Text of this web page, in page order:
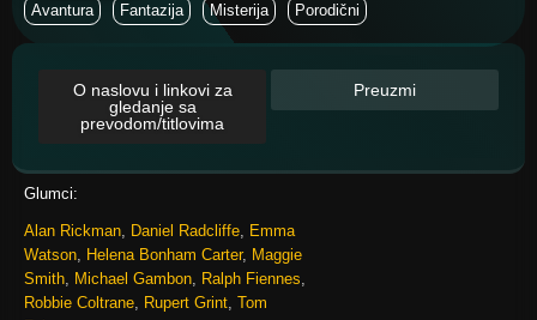
Avantura Fantazija Misterija Porodični
O naslovu i linkovi za
gledanje sa
prevodom/titlovima
Preuzmi
Glumci:
Alan Rickman, Daniel Radcliffe, Emma
Watson, Helena Bonham Carter, Maggie
Smith, Michael Gambon, Ralph Fiennes,
Robbie Coltrane, Rupert Grint, Tom